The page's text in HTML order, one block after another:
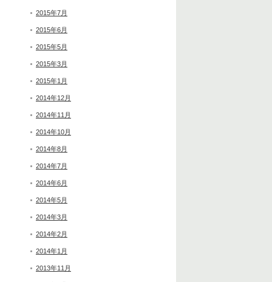
2015年7月
2015年6月
2015年5月
2015年3月
2015年1月
2014年12月
2014年11月
2014年10月
2014年8月
2014年7月
2014年6月
2014年5月
2014年3月
2014年2月
2014年1月
2013年11月